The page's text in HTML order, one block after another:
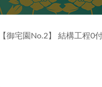
御宅園No.2】 結構工程0